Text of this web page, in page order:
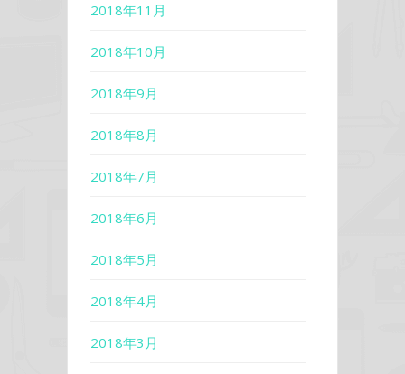
2018年11月
2018年10月
2018年9月
2018年8月
2018年7月
2018年6月
2018年5月
2018年4月
2018年3月